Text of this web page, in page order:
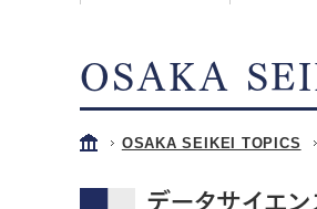
OSAKA
OSAKA SEIKEI TOPICS
データサイエン